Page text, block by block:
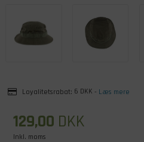
Loyalitetsrabat: 6 DKK - Læs mere
129,00 DKK
Inkl. moms